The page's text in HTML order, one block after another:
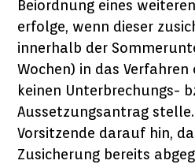
Beiordnung eines
erfolge, wenn dieser
innerhalb der
Wochen) in das
keinen Unterbrechungs-
Aussetzungsantrag
Vorsitzende darauf hin,
Zusicherung bereits